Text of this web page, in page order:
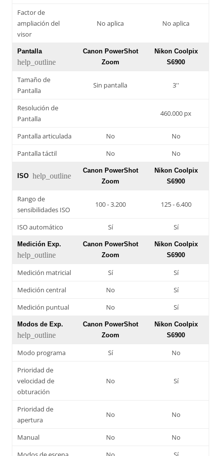
Factor de
ampliación del
visor
No aplica No aplica
Pantalla
help_outline
Canon PowerShot
Zoom
Nikon Coolpix
S6900
Tamaño de
Pantalla
Sin pantalla 3''
Resolución de
Pantalla
460.000 px
Pantalla articulada No
No
Pantalla táctil
No No
ISO help_outline
Canon PowerShot
Zoom
Nikon Coolpix
S6900
Rango de
sensibilidades ISO
100 - 3.200 125 - 6.400
ISO automático Sí Sí
Medición Exp.
help_outline
Canon PowerShot
Zoom
Nikon Coolpix
S6900
Medición matricial Sí
Sí
Medición central
No
Sí
Medición puntual
No Sí
Modos de Exp.
help_outline
Canon PowerShot
Zoom
Nikon Coolpix
S6900
Modo programa Sí
No
Prioridad de
velocidad de
obturación
No Sí
Prioridad de
apertura
No No
Manual No
No